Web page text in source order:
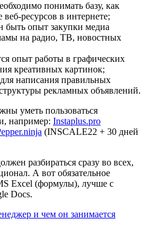
понимать базу, как
ресурсов в интернете;
быть опыт закупки медиа
на радио, ТВ, новостных
опыт работы в графических
креативных картинок;
написания правильных
рекламных объявлений.
уметь пользоваться
например: Instaplus.pro
(INSCALE22 + 30 дней
разбираться сразу во всех,
А вот обязательное
Excel (формулы), лучше с
Docs.